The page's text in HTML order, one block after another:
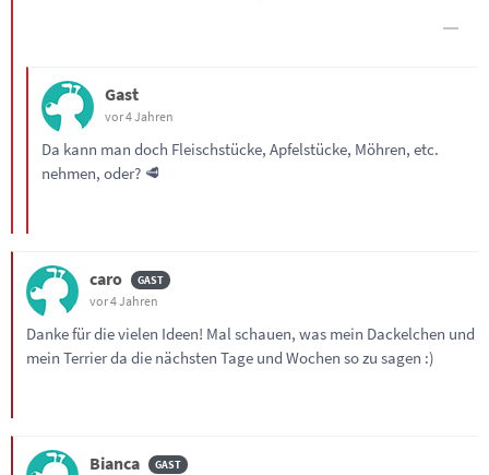
Gast
vor 4 Jahren
Da kann man doch Fleischstücke, Apfelstücke, Möhren, etc.
nehmen, oder? 🥩
caro
vor 4 Jahren
Danke für die vielen Ideen! Mal schauen, was mein Dackelchen und
mein Terrier da die nächsten Tage und Wochen so zu sagen :)
Bianca